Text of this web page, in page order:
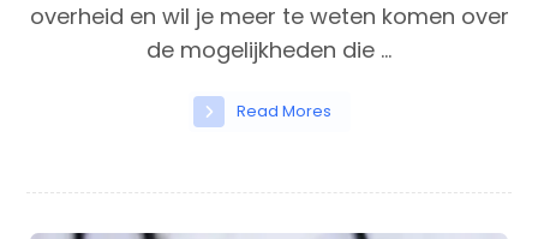
overheid en wil je meer te weten komen over
de mogelijkheden die ...
Read Mores